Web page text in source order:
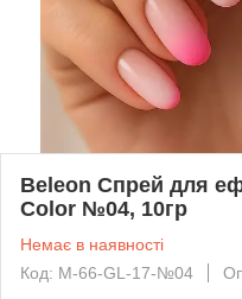
Beleon Спрей для
Color №04, 10гр
Немає в наявності
Код: М-66-GL-17-№04